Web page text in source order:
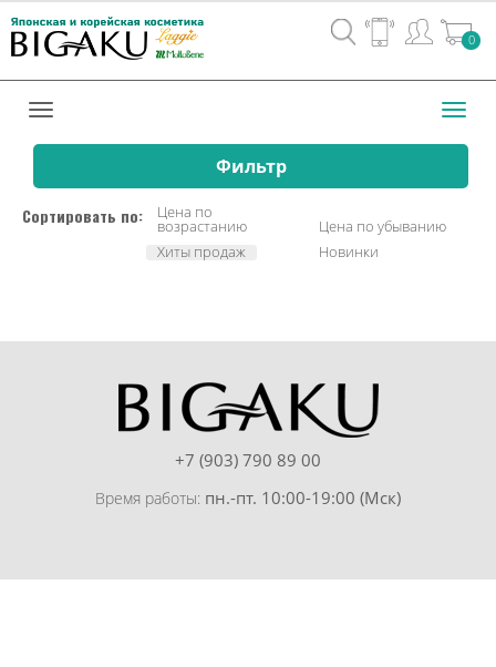
Вход
/
0
Фильтр
Сортировать по: Цена по
возрастанию
Цена по убыванию
Хиты продаж
Новинки
+7 (903) 790 89 00
Время работы: пн.-пт. 10:00-19:00 (Мск)